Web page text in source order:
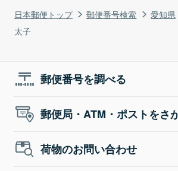
日本郵便トップ 郵便番号検索 愛知県
太子
郵便番号を調べる
郵便局・ATM・ポストをさ
荷物のお問い合わせ